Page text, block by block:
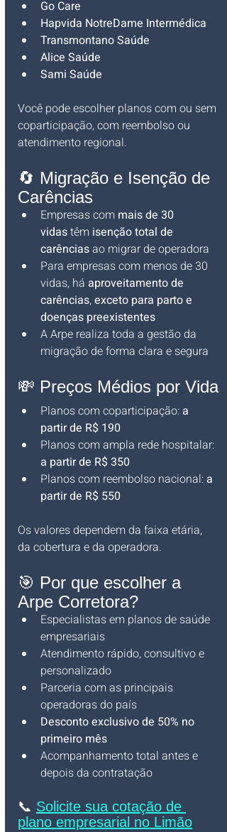
Go Care
Hapvida NotreDame Intermédica
Transmontano Saúde
Alice Saúde
Sami Saúde
Você pode escolher planos com ou sem
coparticipação, com reembolso ou
atendimento regional.
🔄 Migração e Isenção de
Carências
Empresas com mais de 30
vidas têm isenção total de
carências ao migrar de operadora
Para empresas com menos de 30
vidas, há aproveitamento de
carências, exceto para parto e
doenças preexistentes
A Arpe realiza toda a gestão da
migração de forma clara e segura
💸 Preços Médios por Vida
Planos com coparticipação: a
partir de R$ 190
Planos com ampla rede hospitalar:
a partir de R$ 350
Planos com reembolso nacional: a
partir de R$ 550
Os valores dependem da faixa etária,
da cobertura e da operadora.
🎯 Por que escolher a
Arpe Corretora?
Especialistas em planos de saúde
empresariais
Atendimento rápido, consultivo e
personalizado
Parceria com as principais
operadoras do país
Desconto exclusivo de 50% no
primeiro mês
Acompanhamento total antes e
depois da contratação
📞 Solicite sua cotação de
plano empresarial no Limão